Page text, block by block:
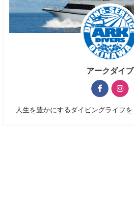
アークダイブ
人生を豊かにするダイビングライフを